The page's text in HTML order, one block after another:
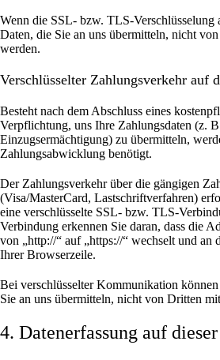
Wenn die SSL- bzw. TLS-Verschlüsselung
Daten, die Sie an uns übermitteln, nicht
werden.
Verschlüsselter Zahlungsverkehr auf
Besteht nach dem Abschluss eines
Verpflichtung, uns Ihre Zahlungsdaten (z.
Einzugsermächtigung) zu übermitteln,
Zahlungsabwicklung benötigt.
Der Zahlungsverkehr über die gängigen
(Visa/MasterCard, Lastschriftverfahren)
eine verschlüsselte SSL- bzw. TLS-
Verbindung erkennen Sie daran, dass die
von „http://“ auf „https://“ wechselt und an
Ihrer Browserzeile.
Bei verschlüsselter Kommunikation
Sie an uns übermitteln, nicht von Dritten
4. Datenerfassung auf